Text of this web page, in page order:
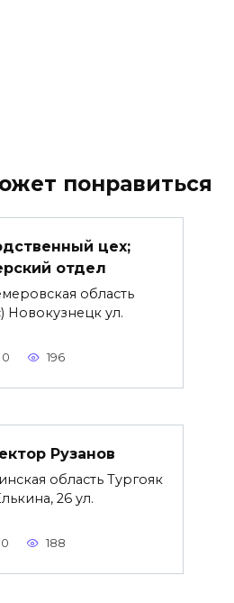
понравиться
цех;
отдел
область
Новокузнецк ул.
0 196
Рузанов
область Тургояк
26 ул.
0 188